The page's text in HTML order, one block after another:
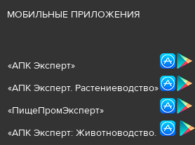
МОБИЛЬНЫЕ ПРИЛОЖЕНИЯ
«АПК Эксперт»
«АПК Эксперт. Растениеводство»
«ПищеПромЭксперт»
«АПК Эксперт: Животноводство.